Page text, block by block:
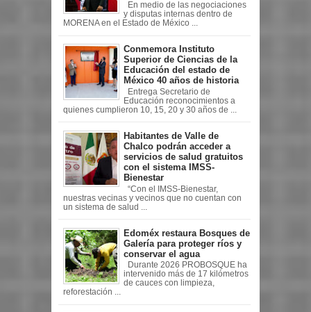
En medio de las negociaciones
y disputas internas dentro de
MORENA en el Estado de México ...
Conmemora Instituto
Superior de Ciencias de la
Educación del estado de
México 40 años de historia
Entrega Secretario de
Educación reconocimientos a
quienes cumplieron 10, 15, 20 y 30 años de ...
Habitantes de Valle de
Chalco podrán acceder a
servicios de salud gratuitos
con el sistema IMSS-
Bienestar
“Con el IMSS-Bienestar,
nuestras vecinas y vecinos que no cuentan con
un sistema de salud ...
Edoméx restaura Bosques de
Galería para proteger ríos y
conservar el agua
Durante 2026 PROBOSQUE ha
intervenido más de 17 kilómetros
de cauces con limpieza,
reforestación ...